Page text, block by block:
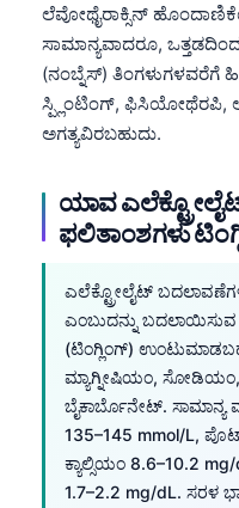
ಲೆವೋಥೈರಾಕ್ಸಿನ್
ಸಾಮಾನ್ಯವಾದರೂ,
(ನಂಬ್ನೆಸ್)
ಸ್ಪ್ಲಿಂಟಿಂಗ್, ಫಿಸಿಯೋಥೆರಪಿ,
ಅಗತ್ಯವಿರಬಹುದು.
ಯಾವ
ಫಲಿತಾಂಶಗಳು
ಎಲೆಕ್ಟ್ರೋಲೈಟ್
ಎಂಬುದನ್ನು
(ಟಿಂಗ್ಲಿಂಗ್)
ಮ್ಯಾಗ್ನೀಷಿಯಂ, ಸೋಡಿಯಂ,
ಬೈಕಾರ್ಬೊನೇಟ್.
135–145 mmol/L,
ಕ್ಯಾಲ್ಸಿಯಂ 8.6–10.2
1.7–2.2 mg/dL. ಸರಳ
سنڌي
සිංහල
অসমীয়া
Galego
Latviešu valoda
Македонски
Gàidhlig
العربية المغربية
Afrikaans
Монгол
ພາສາລາວ